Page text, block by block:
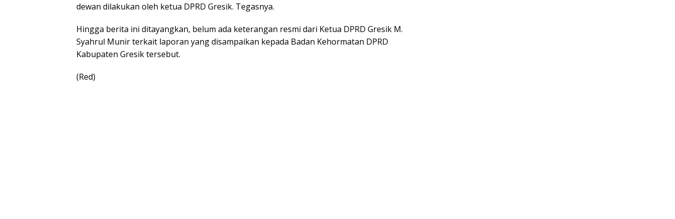
dewan dilakukan oleh ketua DPRD Gresik. Tegasnya.
Hingga berita ini ditayangkan, belum ada keterangan resmi dari Ketua DPRD Gresik M.
Syahrul Munir terkait laporan yang disampaikan kepada Badan Kehormatan DPRD
Kabupaten Gresik tersebut.
(Red)